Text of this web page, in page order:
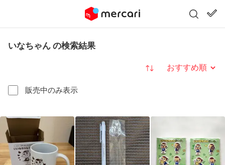
いなちゃん の検索結果
販売中のみ表示
並び替え